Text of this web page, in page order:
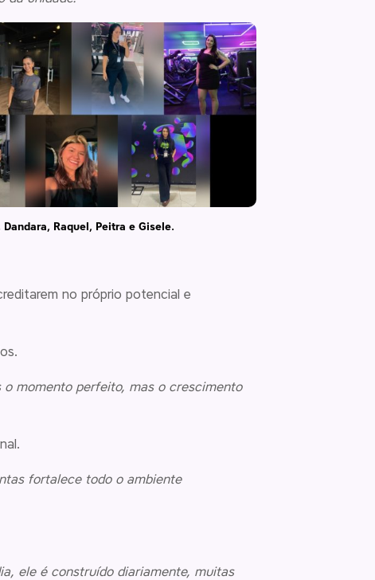
Raquel, Peitra e Gisele.
no próprio potencial e
momento perfeito, mas o crescimento
fortalece todo o ambiente
ele é construído diariamente, muitas